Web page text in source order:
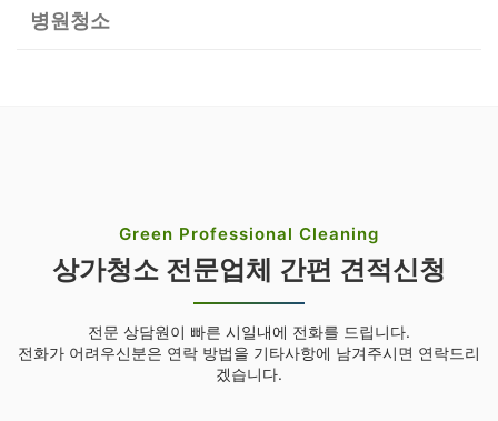
병원청소
Green Professional Cleaning
상가청소 전문업체 간편 견적신청
전문 상담원이 빠른 시일내에 전화를 드립니다.
전화가 어려우신분은 연락 방법을 기타사항에 남겨주시면 연락드리
겠습니다.